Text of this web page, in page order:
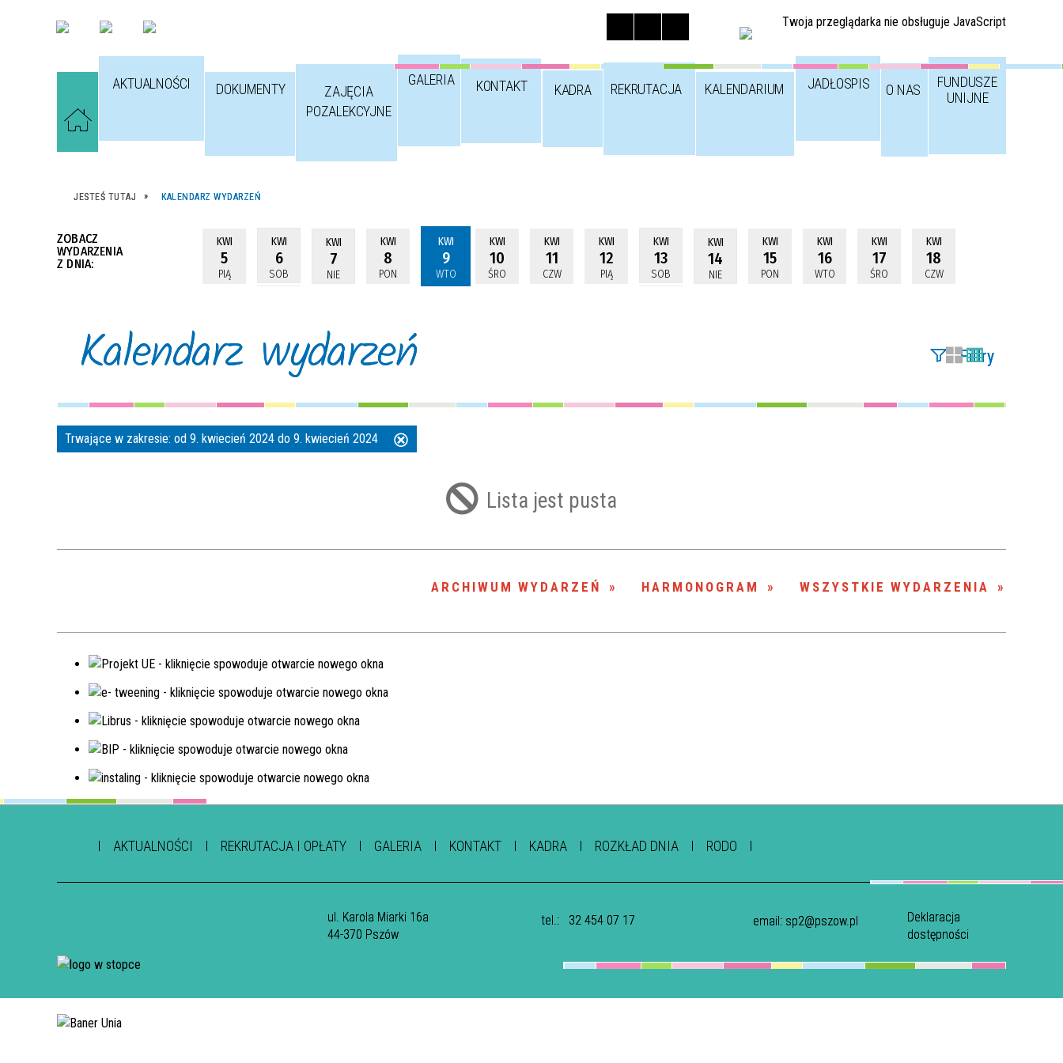
Twoja przeglądarka nie obsługuje JavaScript
AKTUALNOŚCI DOKUMENTY
ZAJĘCIA
POZALEKCYJNE
GALERIA KONTAKT KADRA REKRUTACJA KALENDARIUM JADŁOSPIS O NAS
FUNDUSZE
UNIJNE
JESTEŚ TUTAJ KALENDARZ WYDARZEŃ
ZOBACZ
WYDARZENIA
Z DNIA:
KWI
5
PIĄ
KWI
6
SOB
KWI
7
NIE
KWI
8
PON
KWI
9
WTO
KWI
10
ŚRO
KWI
11
CZW
KWI
12
PIĄ
KWI
13
SOB
KWI
14
NIE
KWI
15
PON
KWI
16
WTO
KWI
17
ŚRO
KWI
18
CZW
Kalendarz wydarzeń Filtry
Szukana fraza
Miejsce
Organizator
Trwające w zakresie: od 9. kwiecień 2024 do 9. kwiecień 2024
Lista jest pusta
WSZYSTKIE WYDARZENIA
HARMONOGRAM
ARCHIWUM WYDARZEŃ
AKTUALNOŚCI REKRUTACJA I OPŁATY GALERIA KONTAKT KADRA ROZKŁAD DNIA RODO
ul. Karola Miarki 16a
44-370 Pszów
tel.: 32 454 07 17 email: sp2@pszow.pl
Deklaracja
dostępności